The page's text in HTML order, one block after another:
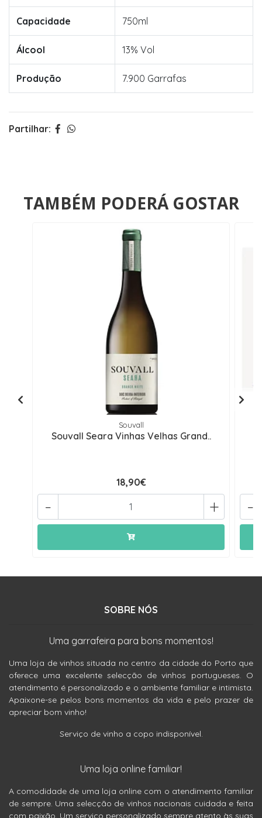
Capacidade 750ml
Álcool 13% Vol
Produção 7.900 Garrafas
Partilhar:
TAMBÉM PODERÁ GOSTAR
Souvall
Souvall Seara Vinhas Velhas Grand..
18,90€
+
- -
SOBRE NÓS
Uma garrafeira para bons momentos!
Uma loja de vinhos situada no centro da cidade do Porto que
oferece uma excelente selecção de vinhos portugueses. O
atendimento é personalizado e o ambiente familiar e intimista.
Apaixone-se pelos bons momentos da vida e pelo prazer de
apreciar bom vinho!
Serviço de vinho a copo indisponível.
Uma loja online familiar!
A comodidade de uma loja online com o atendimento familiar
de sempre. Uma selecção de vinhos nacionais cuidada e feita
com paixão. Um serviço personalizado sempre atento às suas